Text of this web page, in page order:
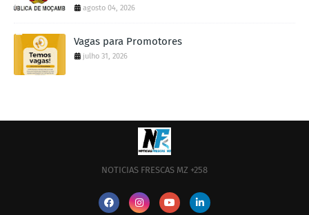
agosto 04, 2026
Vagas para Promotores
julho 31, 2026
NOTICIAS FRESCAS MZ +258